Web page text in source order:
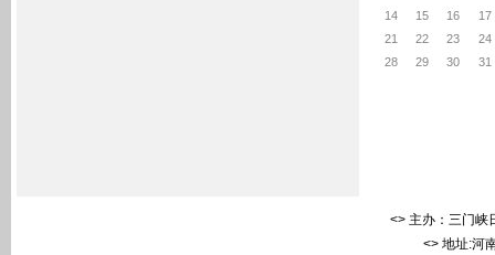
14
15 16
17
21
22 23
24
28
29 30 31
<> 主办：三门峡
<> 地址:河